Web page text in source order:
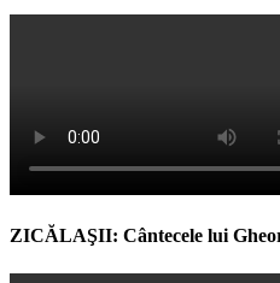
ZICĂLAŞII: Cântecele lui